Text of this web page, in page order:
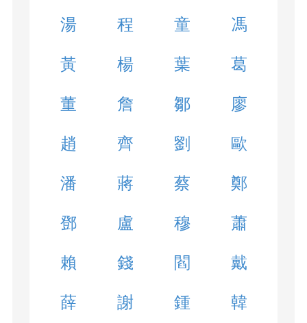
湯 程 童 馮
黃 楊 葉 葛
董 詹 鄒 廖
趙 齊 劉 歐
潘 蔣 蔡 鄭
鄧 盧 穆 蕭
賴 錢 閻 戴
薛 謝 鍾 韓